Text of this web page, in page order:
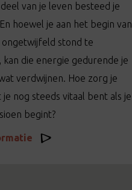
van je leven besteed je
hoewel je aan het begin van
stond te
die energie gedurende je
verdwijnen. Hoe zorg je
nog steeds vitaal bent als je
begint?